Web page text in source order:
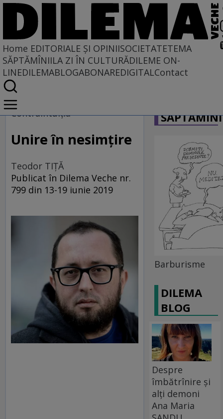
Home EDITORIALE ȘI OPINIISOCIETATETEMA
SĂPTĂMÎNIILA ZI ÎN CULTURĂDILEME ON-
LINEDILEMABLOGABONAREDIGITALContact
Home
EDITORIALE ȘI OPINII
PE CE LUME TRĂIM
Contraintuiţia
Unire în nesimțire
Teodor TIŢĂ
Publicat în Dilema Veche nr.
799 din 13-19 iunie 2019
Barburisme
DILEMA
BLOG
Despre
îmbătrînire și
alți demoni
Ana Maria